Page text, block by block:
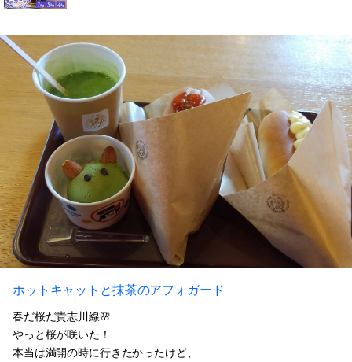
ホットキャットと抹茶のアフォガード
春だ桜だ貴志川線🌸
やっと桜が咲いた！
本当は満開の時に行きたかったけど、